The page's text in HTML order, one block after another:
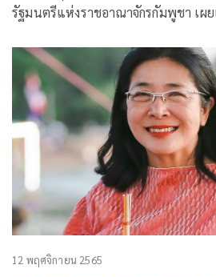
รัฐมนตรีแห่งราชอาณาจักรกัมพูชา เผ
12 พฤศจิกายน 2565